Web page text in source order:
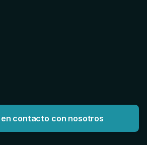
en contacto con nosotros